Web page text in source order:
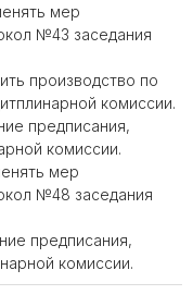
мер
№43 заседания
производство по
комиссии.
предписания,
комиссии.
мер
№48 заседания
предписания,
комиссии.